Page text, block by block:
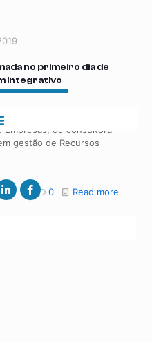
no primeiro dia de
Integrativo
plural: de psicóloga a
Empresas, de consultora
gestão de Recursos
0 Read more